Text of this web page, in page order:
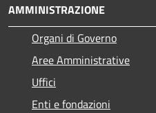
AMMINISTRAZIONE
Organi di Governo
Aree Amministrative
Uffici
Enti e fondazioni